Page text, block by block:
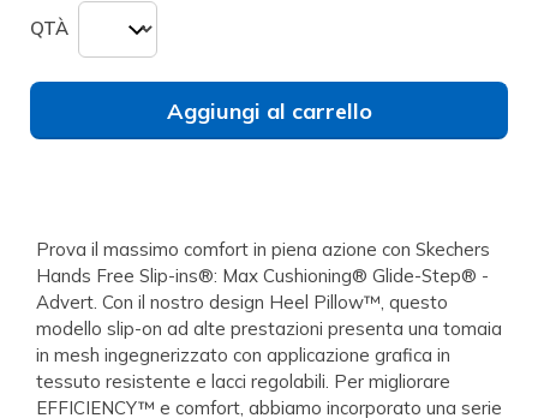
QTÀ
Aggiungi al carrello
Prova il massimo comfort in piena azione con Skechers
Hands Free Slip-ins®: Max Cushioning® Glide-Step® -
Advert. Con il nostro design Heel Pillow™, questo
modello slip-on ad alte prestazioni presenta una tomaia
in mesh ingegnerizzato con applicazione grafica in
tessuto resistente e lacci regolabili. Per migliorare
EFFICIENCY™ e comfort, abbiamo incorporato una serie